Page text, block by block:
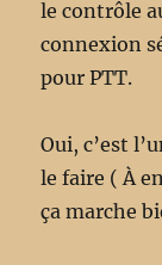
le contrôle
connexion
pour PTT.
Oui, c’est
le faire ( À
ça marche